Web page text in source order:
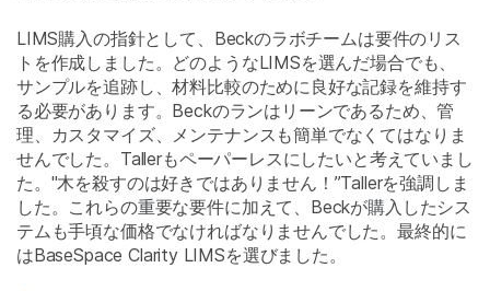
LIMS購入の指針として、Beckのラボチームは要件のリス
トを作成しました。どのようなLIMSを選んだ場合でも、
サンプルを追跡し、材料比較のために良好な記録を維持す
る必要があります。Beckのランはリーンであるため、管
理、カスタマイズ、メンテナンスも簡単でなくてはなりま
せんでした。Tallerもペーパーレスにしたいと考えていまし
た。"木を殺すのは好きではありません！”Tallerを強調しま
した。これらの重要な要件に加えて、Beckが購入したシス
テムも手頃な価格でなければなりませんでした。最終的に
はBaseSpace Clarity LIMSを選びました。